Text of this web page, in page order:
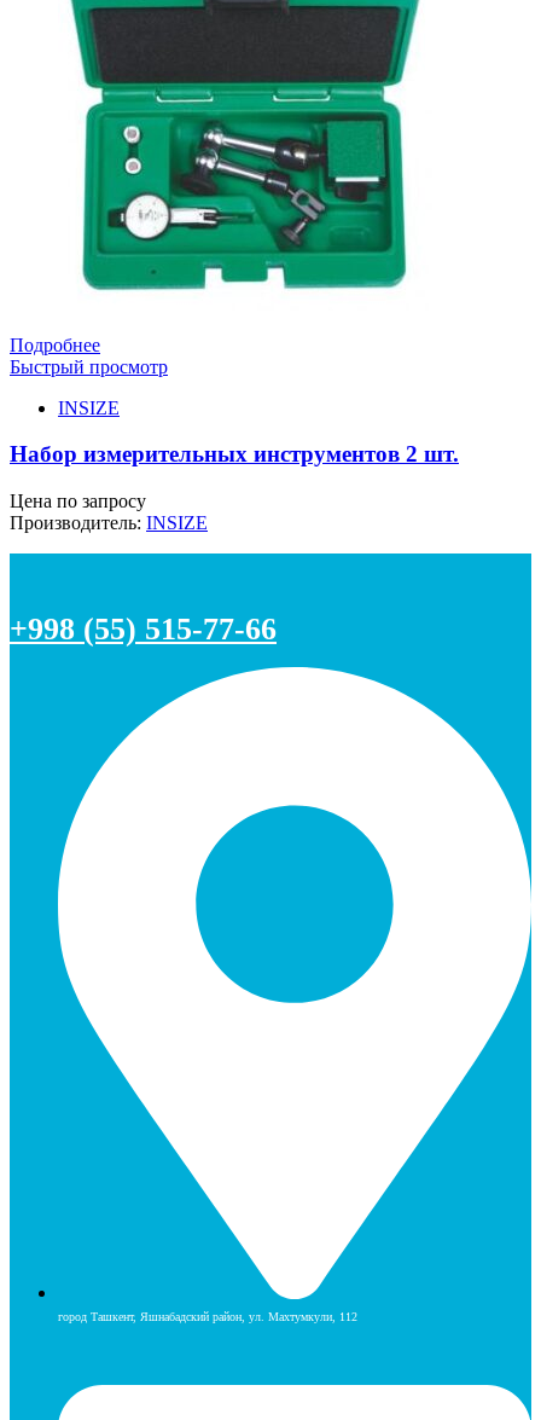
Подробнее
Быстрый просмотр
INSIZE
Набор измерительных инструментов 2 шт.
Цена по запросу
Производитель: INSIZE
+998 (55) 515-77-66
город Ташкент, Яшнабадский район, ул. Махтумкули, 112